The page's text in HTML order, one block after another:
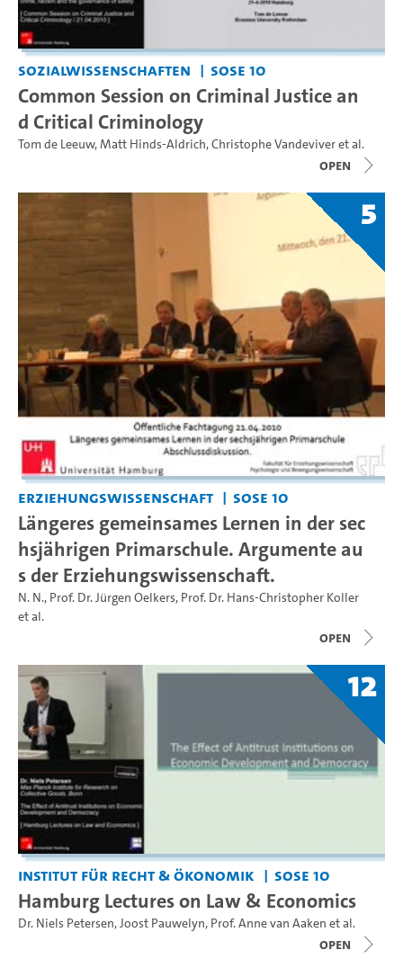
Sozialwissenschaften SoSe 10
Common Session on Criminal Justice an
d Critical Criminology
Tom de Leeuw,Matt Hinds-Aldrich,Christophe Vandeviveret al.
open
5
Erziehungswissenschaft SoSe 10
Längeres gemeinsames Lernen in der sec
hsjährigen Primarschule. Argumente au
s der Erziehungswissenschaft.
N. N., Prof. Dr. Jürgen Oelkers, Prof. Dr. Hans-Christopher Koller
et al.
open
12
Institut für Recht & Ökonomik SoSe 10
Hamburg Lectures on Law & Economics
Dr. Niels Petersen,Joost Pauwelyn, Prof. Anne van Aaken et al.
open